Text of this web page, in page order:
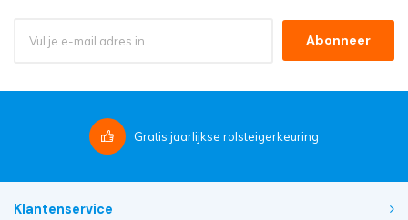
Abonneer
Gratis jaarlijkse rolsteigerkeuring
Klantenservice